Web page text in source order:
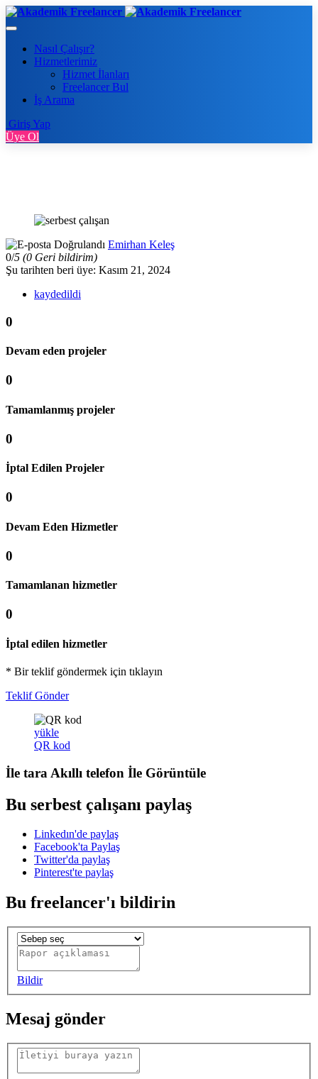
Nasıl Çalışır?
Hizmetlerimiz
Hizmet İlanları
Freelancer Bul
İş Arama
Giriş Yap
Üye Ol
Emirhan Keleş
0/5 (0 Geri bildirim)
Şu tarihten beri üye: Kasım 21, 2024
kaydedildi
0
Devam eden projeler
0
Tamamlanmış projeler
0
İptal Edilen Projeler
0
Devam Eden Hizmetler
0
Tamamlanan hizmetler
0
İptal edilen hizmetler
* Bir teklif göndermek için tıklayın
Teklif Gönder
yükle
QR kod
İle tara Akıllı telefon İle Görüntüle
Bu serbest çalışanı paylaş
Linkedın'de paylaş
Facebook'ta Paylaş
Twitter'da paylaş
Pinterest'te paylaş
Bu freelancer'ı bildirin
Bildir
Mesaj gönder